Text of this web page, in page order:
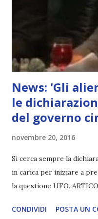
News: 'Gli
le
del governo
novembre 20, 2016
Si cerca sempre la
in carica per iniziare a
la questione UFO.
CONDIVIDI
POSTA UN